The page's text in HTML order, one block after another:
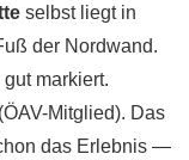
selbst liegt in
der Nordwand.
markiert.
Mitglied). Das
das Erlebnis —